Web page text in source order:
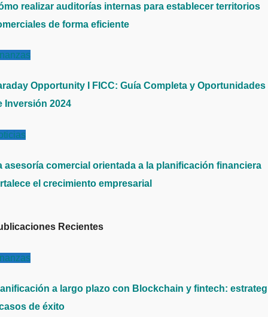
realizar auditorías internas para establecer territorios
de forma eficiente
Opportunity I FICC: Guía Completa y Oportunidades
Inversión 2024
asesoría comercial orientada a la planificación financiera
el crecimiento empresarial
Recientes
a largo plazo con Blockchain y fintech:
de éxito